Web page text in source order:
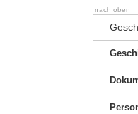
nach oben